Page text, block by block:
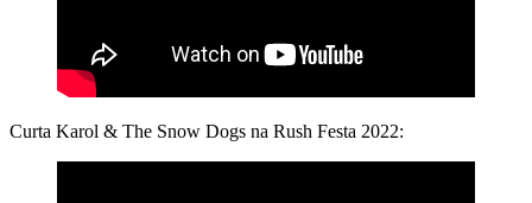
Curta Karol & The Snow Dogs na Rush Festa 2022: